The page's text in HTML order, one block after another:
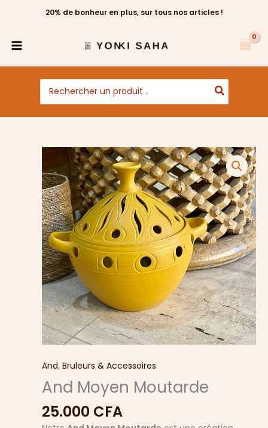
20% de bonheur en plus, sur tous nos articles !
Search
for:
And, Bruleurs & Accessoires
And Moyen Moutarde
25.000 CFA